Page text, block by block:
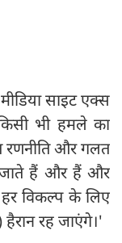
साइट एक्स
भी हमले का
रणनीति और गलत
हैं और हैं और
विकल्प के लिए
रह जाएंगे।'